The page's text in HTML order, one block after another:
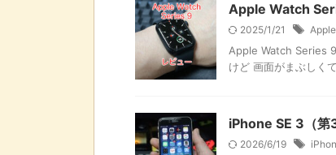
Apple Watch
2025/1/21 Apple
Apple Watch Series
けど 画面がまぶしく
iPhone SE 3（第
2026/6/19